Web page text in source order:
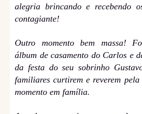
alegria brincando e recebendo
contagiante!
Outro momento bem massa!
álbum de casamento do Carlos e
da festa do seu sobrinho
familiares curtirem e reverem
momento em família.